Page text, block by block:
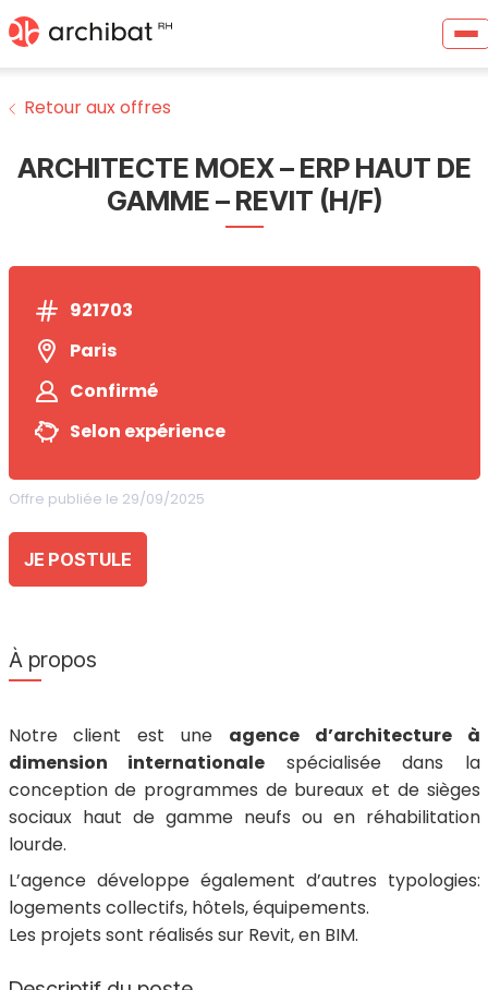
Retour aux offres
ARCHITECTE MOEX – ERP HAUT DE
GAMME – REVIT (H/F)
921703
Paris
Confirmé
Selon expérience
Offre publiée le 29/09/2025
JE POSTULE
À propos
Notre client est une agence d’architecture à
dimension internationale spécialisée dans la
conception de programmes de bureaux et de sièges
sociaux haut de gamme neufs ou en réhabilitation
lourde.
L’agence développe également d’autres typologies:
logements collectifs, hôtels, équipements.
Les projets sont réalisés sur Revit, en BIM.